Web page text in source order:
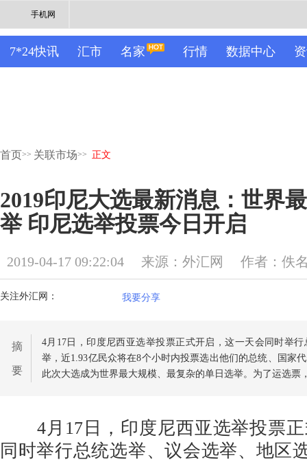
手机网
7*24快讯 汇市 名家 行情 数据中心
首页>> 关联市场>> 正文
2019印尼大选最新消息：世界
举 印尼选举投票今日开启
2019-04-17 09:22:04 来源：外汇网 作者：佚
关注外汇网： 我要分享
摘
要
4月17日，印度尼西亚选举投票正式开启，这一天会同时举
举，近1.93亿民众将在8个小时内投票选出他们的总统、国家
此次大选成为世界最大规模、最复杂的单日选举。为了运选票
4月17日，印度尼西亚选举投票正
同时举行总统选举、议会选举、地区